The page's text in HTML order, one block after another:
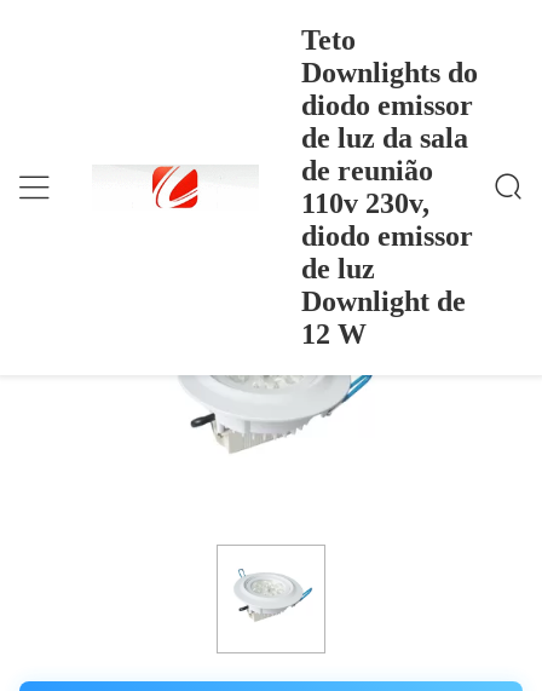
Teto
Downlights do
diodo emissor
de luz da sala
de reunião
110v 230v,
diodo emissor
de luz
Downlight de
12 W
Teto Downlights Do Diodo Emissor De Luz Da Sala
Teto Downlights do diodo emissor de luz
da sala de reunião 110v 230v, diodo
emissor de luz Downlight de 12 W